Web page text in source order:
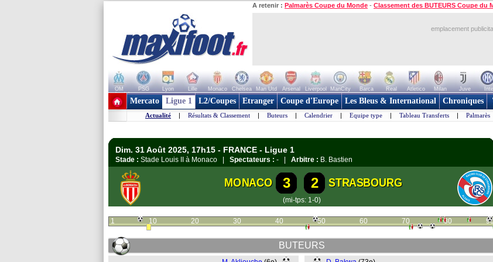
A retenir : Palmarès Coupe du Monde - Classement des BUTEURS Coupe du
emplacement
OM PSG Lyon Lille Monaco Chelsea Man Utd Arsenal Liverpool ManCity Barca Real Atletico Milan Juve
+ de clubs
Mercato Ligue 1 L2/Coupes Etranger Coupe d'Europe Les Bleus & International Chroniques
Actualité | Résultats & Classement | Buteurs | Calendrier | Equipe type | Tableau Transferts | Palmarès
Dim. 31 Août 2025, 17h15 - FRANCE - Ligue 1
Stade : Stade Louis II à Monaco | Spectateurs : - | Arbitre : B. Bastien
MONACO 3 2 STRASBOURG
(mi-tps: 1-0)
1 10 20 30 40 50 60 70 80 90
BUTEURS